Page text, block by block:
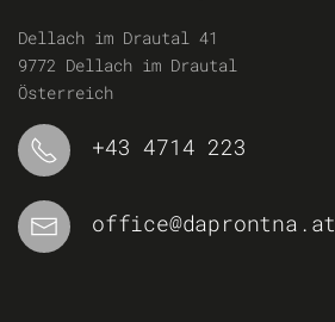
Dellach im Drautal 41
9772 Dellach im Drautal
Österreich
+43 4714 223
office@daprontna.at